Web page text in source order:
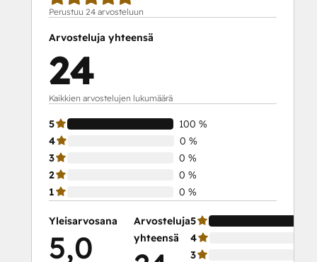
Perustuu 24 arvosteluun
Arvosteluja yhteensä
24
Kaikkien arvostelujen lukumäärä
5
100 %
4
0 %
3
0 %
2
0 %
1
0 %
Yleisarvosana
5,0
Arvosteluja
yhteensä
5
4
3